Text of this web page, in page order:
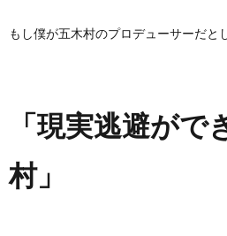
もし僕が五木村のプロデューサーだと
「現実逃避がで
村」